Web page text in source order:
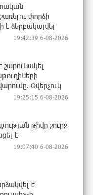
փորձի
ձերբակալվել
19:42:39 6-08-2026
Օվերչուկ
19:25:15 6-08-2026
թիվը շուրջ
է
19:07:40 6-08-2026
է